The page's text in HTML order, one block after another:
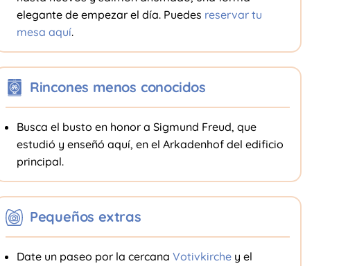
elegante de empezar el día. Puedes reservar tu
mesa aquí.
Rincones menos conocidos
Busca el busto en honor a Sigmund Freud, que
estudió y enseñó aquí, en el Arkadenhof del edificio
principal.
Pequeños extras
Date un paseo por la cercana Votivkirchey el